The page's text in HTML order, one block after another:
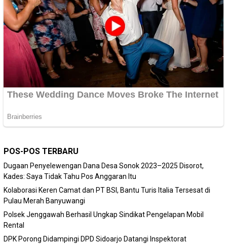
POS-POS TERBARU
Dugaan Penyelewengan Dana Desa Sonok 2023–2025 Disorot,
Kades: Saya Tidak Tahu Pos Anggaran Itu
Kolaborasi Keren Camat dan PT BSI, Bantu Turis Italia Tersesat di
Pulau Merah Banyuwangi
Polsek Jenggawah Berhasil Ungkap Sindikat Pengelapan Mobil
Rental
DPK Porong Didampingi DPD Sidoarjo Datangi Inspektorat